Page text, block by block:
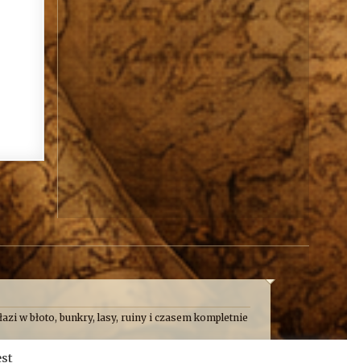
w błoto, bunkry, lasy, ruiny i czasem kompletnie
się w bagnach, kopiemy z archeologami,